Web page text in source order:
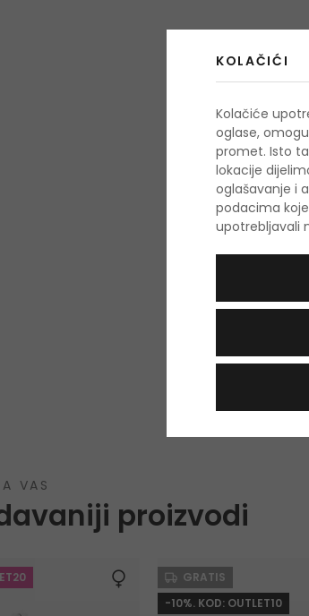
VAS
proizvodi
GRATIS
-10%. KOD: OUTLET10
KOLAČIĆI
Kolačiće
oglase,
promet. Isto
lokacije
oglašavanje i
podacima
upotrebljavali